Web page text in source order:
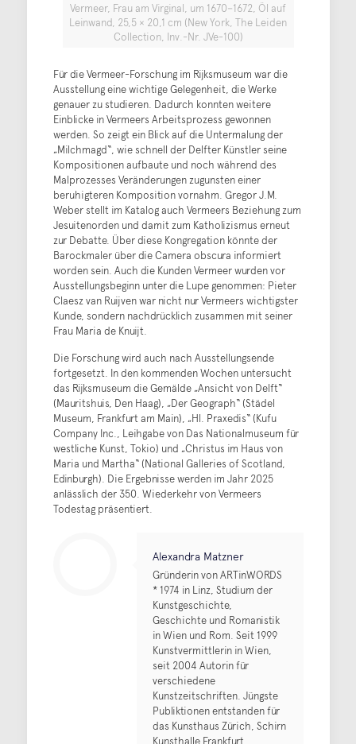
Vermeer, Frau am Virginal, um 1670−1672, Öl auf
Leinwand, 25,5 × 20,1 cm (New York, The Leiden
Collection, Inv.-Nr. JVe-100)
Für die Vermeer-Forschung im Rijksmuseum war die
Ausstellung eine wichtige Gelegenheit, die Werke
genauer zu studieren. Dadurch konnten weitere
Einblicke in Vermeers Arbeitsprozess gewonnen
werden. So zeigt ein Blick auf die Untermalung der
„Milchmagd“, wie schnell der Delfter Künstler seine
Kompositionen aufbaute und noch während des
Malprozesses Veränderungen zugunsten einer
beruhigteren Komposition vornahm. Gregor J.M.
Weber stellt im Katalog auch Vermeers Beziehung zum
Jesuitenorden und damit zum Katholizismus erneut
zur Debatte. Über diese Kongregation könnte der
Barockmaler über die Camera obscura informiert
worden sein. Auch die Kunden Vermeer wurden vor
Ausstellungsbeginn unter die Lupe genommen: Pieter
Claesz van Ruijven war nicht nur Vermeers wichtigster
Kunde, sondern nachdrücklich zusammen mit seiner
Frau Maria de Knuijt.
Die Forschung wird auch nach Ausstellungsende
fortgesetzt. In den kommenden Wochen untersucht
das Rijksmuseum die Gemälde „Ansicht von Delft“
(Mauritshuis, Den Haag), „Der Geograph“ (Städel
Museum, Frankfurt am Main), „Hl. Praxedis“ (Kufu
Company Inc., Leihgabe von Das Nationalmuseum für
westliche Kunst, Tokio) und „Christus im Haus von
Maria und Martha“ (National Galleries of Scotland,
Edinburgh). Die Ergebnisse werden im Jahr 2025
anlässlich der 350. Wiederkehr von Vermeers
Todestag präsentiert.
Alexandra Matzner
Gründerin von ARTinWORDS
* 1974 in Linz, Studium der
Kunstgeschichte,
Geschichte und Romanistik
in Wien und Rom. Seit 1999
Kunstvermittlerin in Wien,
seit 2004 Autorin für
verschiedene
Kunstzeitschriften. Jüngste
Publiktionen entstanden für
das Kunsthaus Zürich, Schirn
Kunsthalle Frankfurt,